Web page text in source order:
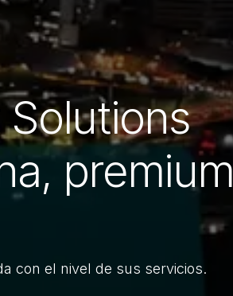
premium
con el nivel de sus servicios.